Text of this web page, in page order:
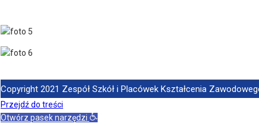
Copyright 2021 Zespół Szkół i Placówek Kształcenia
Przejdź do treści
Otwórz pasek narzędzi